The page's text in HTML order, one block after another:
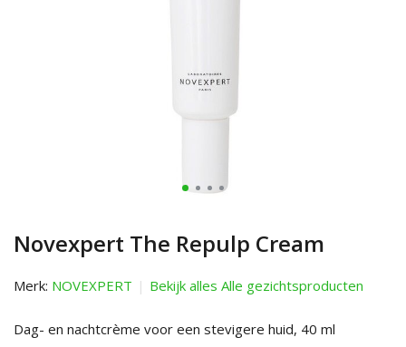
Novexpert The Repulp Cream
Merk: NOVEXPERT Bekijk alles Alle gezichtsproducten
Dag- en nachtcrème voor een stevigere huid, 40 ml